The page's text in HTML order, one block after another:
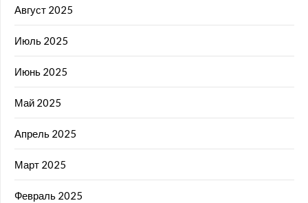
Август 2025
Июль 2025
Июнь 2025
Май 2025
Апрель 2025
Март 2025
Февраль 2025